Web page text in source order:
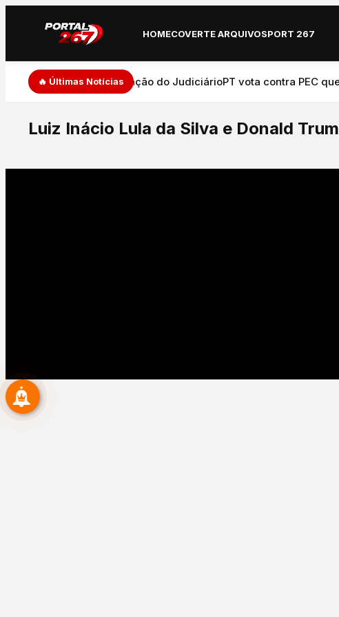
HOMECOVERTE ARQUIVOSPORT 267
🔥 Últimas Notícias
de expressão e atuação do JudiciárioPT vota contra PEC que
Luiz Inácio Lula da Silva e Donald